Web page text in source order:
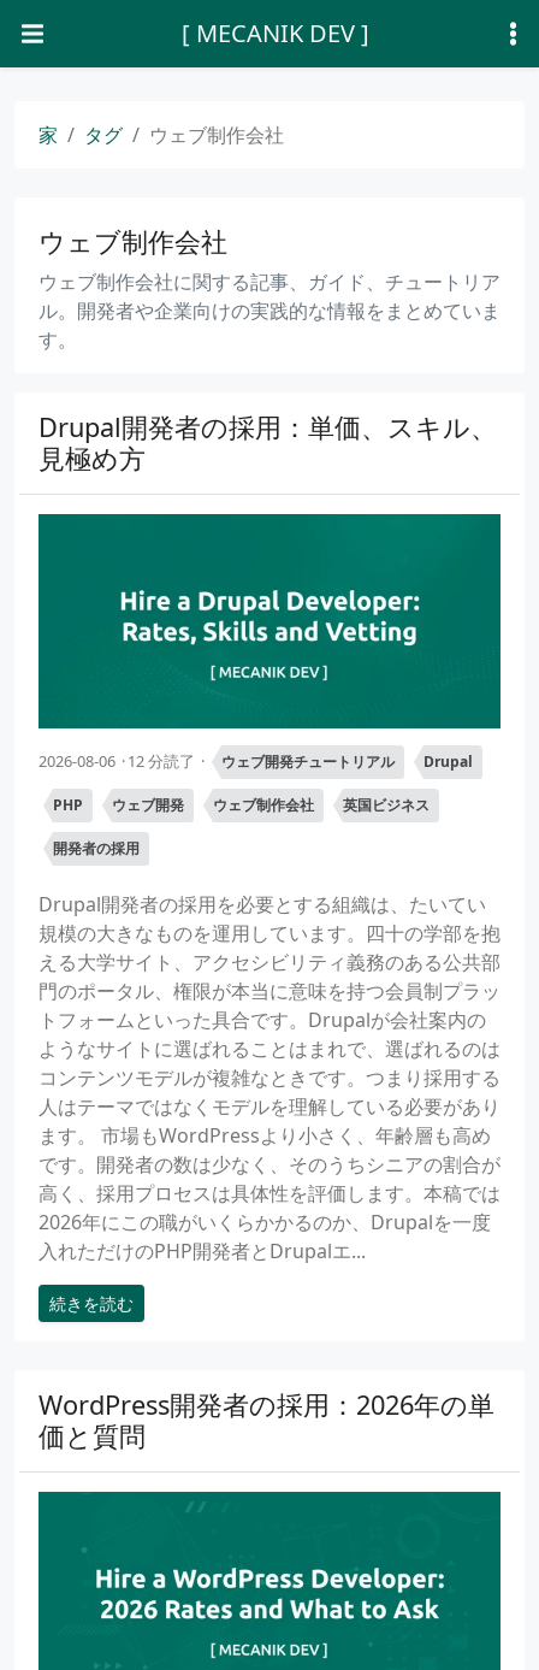
[ MECANIK DEV ]
家 タグ ウェブ制作会社
ウェブ制作会社
ウェブ制作会社に関する記事、ガイド、チュートリア
ル。開発者や企業向けの実践的な情報をまとめていま
す。
Drupal開発者の採用：単価、スキル、
見極め方
2026-08-06 12 分読了 ウェブ開発チュートリアル Drupal
PHP ウェブ開発 ウェブ制作会社 英国ビジネス
開発者の採用
Drupal開発者の採用を必要とする組織は、たいてい
規模の大きなものを運用しています。四十の学部を抱
える大学サイト、アクセシビリティ義務のある公共部
門のポータル、権限が本当に意味を持つ会員制プラッ
トフォームといった具合です。Drupalが会社案内の
ようなサイトに選ばれることはまれで、選ばれるのは
コンテンツモデルが複雑なときです。つまり採用する
人はテーマではなくモデルを理解している必要があり
ます。 市場もWordPressより小さく、年齢層も高め
です。開発者の数は少なく、そのうちシニアの割合が
高く、採用プロセスは具体性を評価します。本稿では
2026年にこの職がいくらかかるのか、Drupalを一度
入れただけのPHP開発者とDrupalエ...
続きを読む
WordPress開発者の採用：2026年の単
価と質問